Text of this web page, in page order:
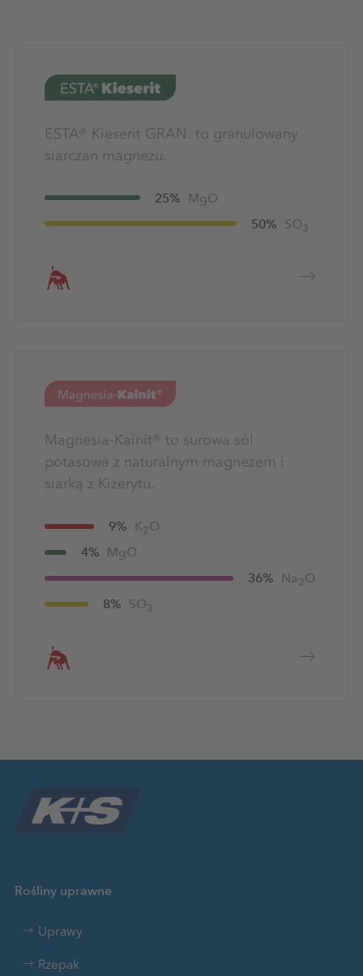
ESTA® Kieserit GRAN. to granulowany
siarczan magnezu.
25%
MgO
50% SO3
Magnesia-Kainit® to surowa sól
potasowa z naturalnym magnezem i
siarką z Kizerytu.
9% K2O
4%
MgO
36%
Na 2O
8% SO3
Rośliny uprawne
Uprawy
Rzepak